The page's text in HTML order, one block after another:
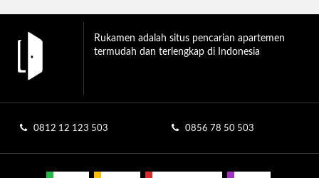
Rukamen adalah situs pencarian apartemen
termudah dan terlengkap di Indonesia
0812 12 123 503 0856 78 50 503